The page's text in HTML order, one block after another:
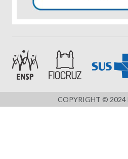
COPYRIGHT © 2024